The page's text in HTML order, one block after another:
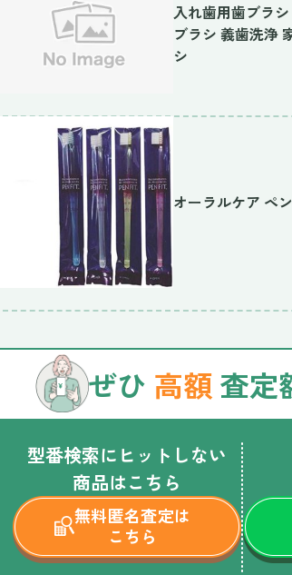
入れ歯用歯ブラ
ブラシ 義歯洗浄
シ
オーラルケア ペ
型番検索にヒットしない
商品はこちら
無料匿名査定は
こちら
ぜひ 高額 査定